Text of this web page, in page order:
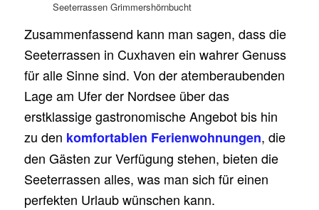
Seeterrassen Grimmershörnbucht
Zusammenfassend kann man sagen, dass die
Seeterrassen in Cuxhaven ein wahrer Genuss
für alle Sinne sind. Von der atemberaubenden
Lage am Ufer der Nordsee über das
erstklassige gastronomische Angebot bis hin
zu den komfortablen Ferienwohnungen, die
den Gästen zur Verfügung stehen, bieten die
Seeterrassen alles, was man sich für einen
perfekten Urlaub wünschen kann.